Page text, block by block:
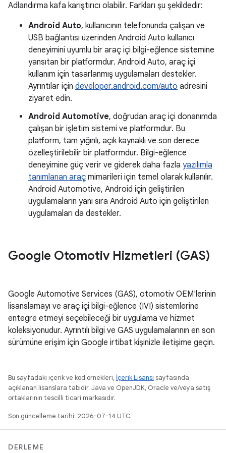
Adlandırma kafa karıştırıcı olabilir. Farkları şu şekildedir:
Android Auto, kullanıcının telefonunda çalışan ve
USB bağlantısı üzerinden Android Auto kullanıcı
deneyimini uyumlu bir araç içi bilgi-eğlence sistemine
yansıtan bir platformdur. Android Auto, araç içi
kullanım için tasarlanmış uygulamaları destekler.
Ayrıntılar için developer.android.com/auto adresini
ziyaret edin.
Android Automotive, doğrudan araç içi donanımda
çalışan bir işletim sistemi ve platformdur. Bu
platform, tam yığınlı, açık kaynaklı ve son derece
özelleştirilebilir bir platformdur. Bilgi-eğlence
deneyimine güç verir ve giderek daha fazla yazılımla
tanımlanan araç mimarileri için temel olarak kullanılır.
Android Automotive, Android için geliştirilen
uygulamaların yanı sıra Android Auto için geliştirilen
uygulamaları da destekler.
Google Otomotiv Hizmetleri (GAS)
Google Automotive Services (GAS), otomotiv OEM'lerinin
lisanslamayı ve araç içi bilgi-eğlence (IVI) sistemlerine
entegre etmeyi seçebileceği bir uygulama ve hizmet
koleksiyonudur. Ayrıntılı bilgi ve GAS uygulamalarının en son
sürümüne erişim için Google irtibat kişinizle iletişime geçin.
Bu sayfadaki içerik ve kod örnekleri, İçerik Lisansı sayfasında
açıklanan lisanslara tabidir. Java ve OpenJDK, Oracle ve/veya satış
ortaklarının tescilli ticari markasıdır.
Son güncelleme tarihi: 2026-07-14 UTC.
DERLEME